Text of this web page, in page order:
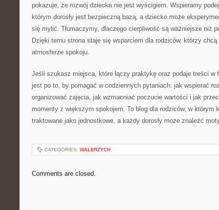
pokazuje, że rozwój dziecka nie jest wyścigiem. Wspieramy
którym dorosły jest bezpieczną bazą, a dziecko może
się mylić. Tłumaczymy, dlaczego cierpliwość są ważniejsze niż
Dzięki temu strona staje się wsparciem dla rodziców, którzy
atmosferze spokoju.
Jeśli szukasz miejsca, które łączy praktykę oraz podaje treści w
jest po to, by pomagać w codziennych pytaniach: jak wspierać
organizować zajęcia, jak wzmacniać poczucie wartości i jak
momenty z większym spokojem. To blog dla rodziców, w którym
traktowane jako jednostkowe, a każdy dorosły może znaleźć
CATEGORIES: WAŁBRZYCH
Comments are closed.